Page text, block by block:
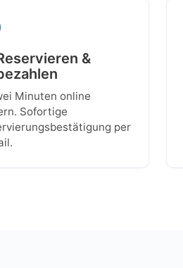
&
Minuten online
Sofortige
per